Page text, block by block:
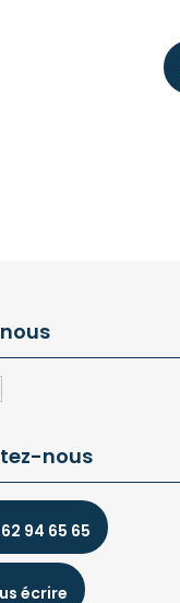
nous
94 65 65
écrire